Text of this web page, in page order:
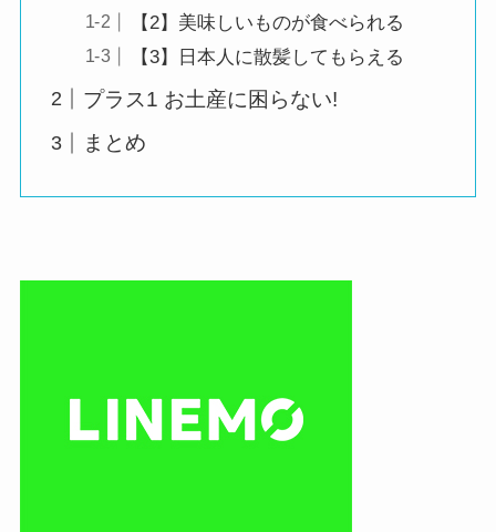
【2】美味しいものが食べられる
【3】日本人に散髪してもらえる
プラス1 お土産に困らない!
まとめ